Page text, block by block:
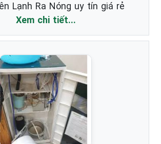
Lạnh Ra Nóng uy tín giá rẻ
Xem chi tiết...